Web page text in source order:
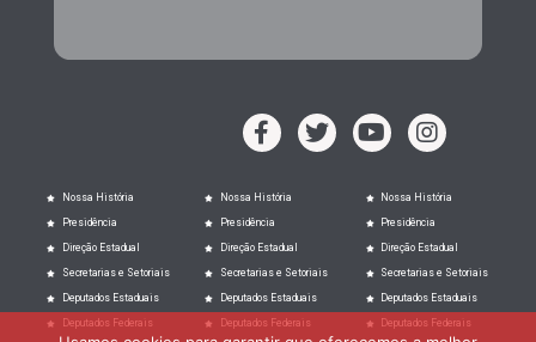
Nossa História
Presidência
Direção Estadual
Secretarias e Setoriais
Deputados Estaduais
Deputados Federais
Nossa História
Presidência
Direção Estadual
Secretarias e Setoriais
Deputados Estaduais
Deputados Federais
Nossa História
Presidência
Direção Estadual
Secretarias e Setoriais
Deputados Estaduais
Deputados Federais